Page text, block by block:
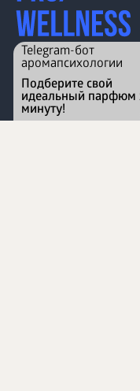
Перейти на сайт
Telegram-бот
аромапсихологии
Подберите свой
идеальный парфюм
минуту!